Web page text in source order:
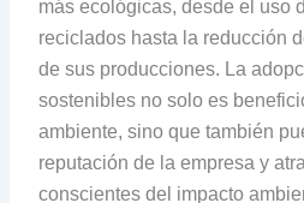
más ecológicas, desde el uso
reciclados hasta la reducción
de sus producciones. La
sostenibles no solo es
ambiente, sino que también
reputación de la empresa y
conscientes del impacto